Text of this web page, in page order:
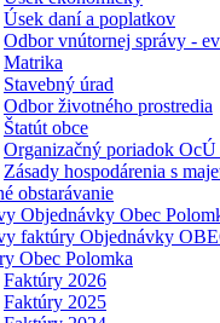
Úsek daní a poplatkov
Odbor vnútornej správy -
Matrika
Stavebný úrad
Odbor životného prostredia
Štatút obce
Organizačný poriadok OcÚ
Zásady hospodárenia s
obstarávanie
Objednávky Obec
faktúry Objednávky
Obec Polomka
Faktúry 2026
Faktúry 2025